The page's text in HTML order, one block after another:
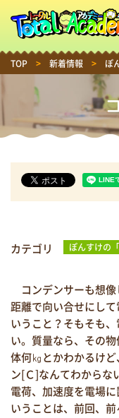
TOP > 新着情報 > ぽ
カテゴリ
ぽんすけの
コンデンサーも想
距離で向い合せにし
いうこと？そもそも
い。質量なら、その
体何㎏とかわかるけ
ン[Ｃ]なんてわからな
電荷、加速度を電場
いうことは、前回、前